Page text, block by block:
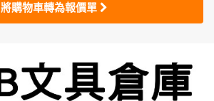
將購物車轉為報價單